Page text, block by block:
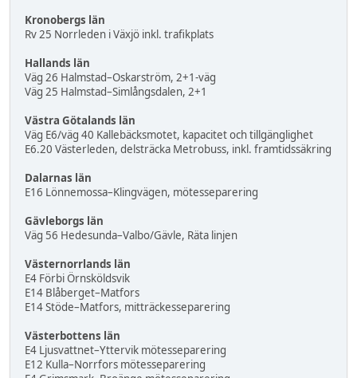
Kronobergs län
Rv 25 Norrleden i Växjö inkl. trafikplats
Hallands län
Väg 26 Halmstad–Oskarström, 2+1-väg
Väg 25 Halmstad–Simlångsdalen, 2+1
Västra Götalands län
Väg E6/väg 40 Kallebäcksmotet, kapacitet och tillgänglighet
E6.20 Västerleden, delsträcka Metrobuss, inkl. framtidssäkring
Dalarnas län
E16 Lönnemossa–Klingvägen, mötesseparering
Gävleborgs län
Väg 56 Hedesunda–Valbo/Gävle, Räta linjen
Västernorrlands län
E4 Förbi Örnsköldsvik
E14 Blåberget–Matfors
E14 Stöde–Matfors, mitträckesseparering
Västerbottens län
E4 Ljusvattnet–Yttervik mötesseparering
E12 Kulla–Norrfors mötesseparering